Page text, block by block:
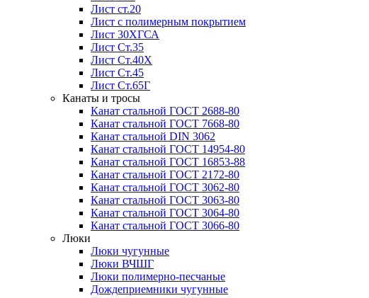
Лист ст.20
Лист с полимерным покрытием
Лист 30ХГСА
Лист Ст.35
Лист Ст.40Х
Лист Ст.45
Лист Ст.65Г
Канаты и тросы
Канат стальной ГОСТ 2688-80
Канат стальной ГОСТ 7668-80
Канат стальной DIN 3062
Канат стальной ГОСТ 14954-80
Канат стальной ГОСТ 16853-88
Канат стальной ГОСТ 2172-80
Канат стальной ГОСТ 3062-80
Канат стальной ГОСТ 3063-80
Канат стальной ГОСТ 3064-80
Канат стальной ГОСТ 3066-80
Люки
Люки чугунные
Люки ВЧШГ
Люки полимерно-песчаные
Дождеприемники чугунные